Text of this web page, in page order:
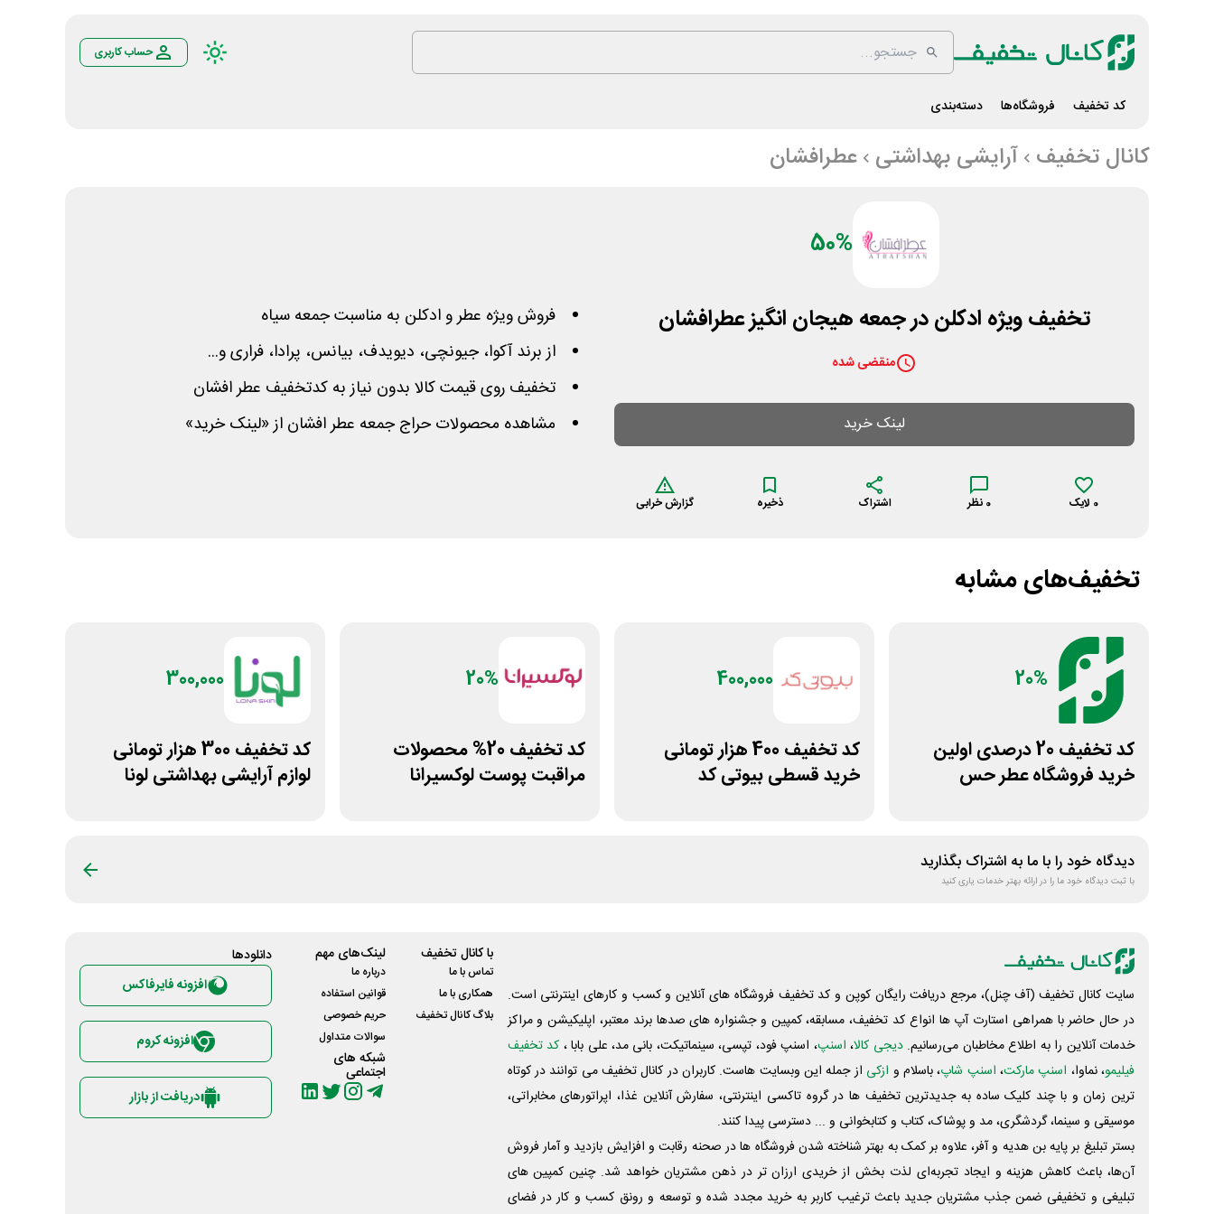
حساب کاربری
کد تخفیف فروشگاه‌ها دسته‌بندی
کانال تخفیف آرایشی بهداشتی عطرافشان
50%
تخفیف ویژه ادکلن در جمعه هیجان انگیز عطرافشان
منقضی شده
لینک خرید
0 لایک 0 نظر اشتراک ذخیره گزارش خرابی
فروش ویژه عطر و ادکلن به مناسبت جمعه سیاه
از برند آکوا، جیونچی، دیویدف، بیانس، پرادا، فراری و...
تخفیف روی قیمت کالا بدون نیاز به کدتخفیف عطر افشان
مشاهده محصولات حراج جمعه عطر افشان از «لینک خرید»
تخفیف‌های مشابه
20%
کد تخفیف 20 درصدی اولین
خرید فروشگاه عطر حس
400,000
کد تخفیف 400 هزار تومانی
خرید قسطی بیوتی کد
20%
کد تخفیف 20% محصولات
مراقبت پوست لوکسیرانا
300,000
کد تخفیف 300 هزار تومانی
لوازم آرایشی بهداشتی لونا
دیدگاه خود را با ما به اشتراک بگذارید
با ثبت دیدگاه خود ما را در ارائه بهتر خدمات یاری کنید
سایت کانال تخفیف (آف چنل)، مرجع دریافت رایگان کوپن و کد تخفیف فروشگاه های آنلاین و کسب و‌ کارهای اینترنتی است.
در حال حاضر با همراهی استارت آپ ها انواع کد تخفیف، مسابقه، کمپین و جشنواره های صدها برند معتبر، اپلیکیشن و مراکز
خدمات آنلاین را به اطلاع مخاطبان می‌رسانیم. دیجی کالا، اسنپ، اسنپ فود، تپسی، سینماتیکت، بانی مد، علی‌ بابا ، کد تخفیف
فیلیمو، نماوا، اسنپ مارکت، اسنپ شاپ، باسلام و ازکی از جمله این وبسایت ‌هاست. کاربران در کانال تخفیف می توانند در کوتاه
ترین زمان و با چند کلیک ساده به جدیدترین تخفیف ها در گروه تاکسی اینترنتی، سفارش آنلاین غذا، اپراتورهای مخابراتی،
موسیقی و سینما، گردشگری، مد و پوشاک، کتاب و کتابخوانی و ... دسترسی پیدا کنند.
بستر تبلیغ بر پایه بن هدیه و آفر، علاوه بر کمک به بهتر شناخته شدن فروشگاه ها در صحنه رقابت و افزایش بازدید و آمار فروش
آن‌ها، باعث کاهش هزینه و ایجاد تجربه‌ای لذت بخش از خریدی ارزان تر در ذهن مشتریان خواهد شد. چنین کمپین های
تبلیغی و تخفیفی ضمن جذب مشتریان جدید باعث ترغیب کاربر به خرید مجدد شده و توسعه و رونق کسب و کار در فضای
با کانال تخفیف
تماس با ما
همکاری با ما
بلاگ کانال تخفیف
لینک‌های مهم
درباره ما
قوانین استفاده
حریم خصوصی
سوالات متداول
شبکه های
اجتماعی
دانلود‌ها
افزونه فایرفاکس
افزونه کروم
دریافت از بازار